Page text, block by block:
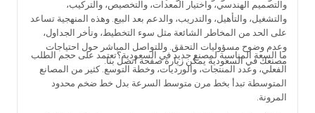
والتصميم الهندسي، واختيار المعدات، والتخصيص، والتركيب،
والتشغيل، والتأهيل، والتدريب، والدعم بعد البيع. وهذه المنهجية تساعد
على الحد من المخاطر الشائعة مثل سوء التخطيط، وتأخر الجداول،
وعدم وضوح مسؤوليات التحقق. وللتواصل المباشر حول احتياجات
مصنعك في السعودية يمكن زيارة صفحة اتصل بنا.
ما السعة المناسبة لمصنع جديد في السعودية؟تعتمد على حجم الطلب
الفعلي، وعدد المنتجات، والورديات، وخطة التوسع. كثير من المصانع
المتوسطة تبدأ بخط مرن متوسط السرعة بدل خط ضخم محدود
المرونة.